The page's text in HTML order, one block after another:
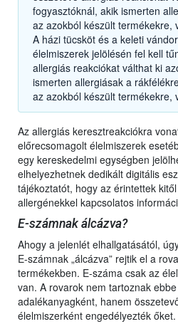
fogyasztóknál, akik ismerten
az azokból készült termékekre,
A házi tücsköt és a keleti
élelmiszerek jelölésén fel kell
allergiás reakciókat válthat ki
ismerten allergiásak a
az azokból készült termékekre,
Az allergiás keresztreakciókra
előrecsomagolt élelmiszerek
egy kereskedelmi egységben
elhelyezhetnek dedikált digitális
tájékoztatót, hogy az érintettek
allergénekkel kapcsolatos
E-számnak álcázva?
Ahogy a jelenlét elhallgatásától,
E-számnak „álcázva” rejtik el a
termékekben. E-száma csak az
van. A rovarok nem tartoznak
adalékanyagként, hanem
élelmiszerként engedélyezték őket.